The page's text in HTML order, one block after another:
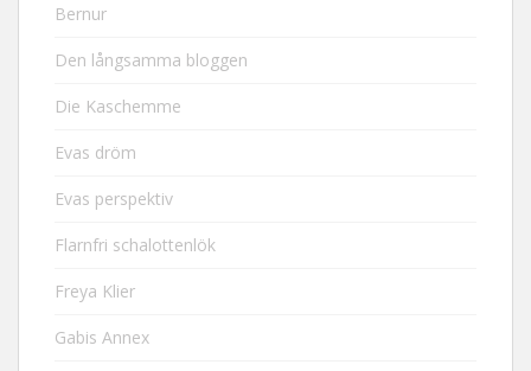
Bernur
Den långsamma bloggen
Die Kaschemme
Evas dröm
Evas perspektiv
Flarnfri schalottenlök
Freya Klier
Gabis Annex